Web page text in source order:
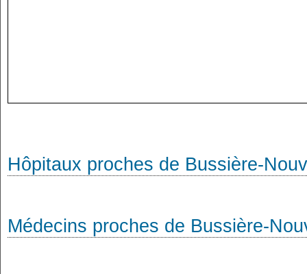
Hôpitaux proches de Bussière-
Médecins proches de Bussière-